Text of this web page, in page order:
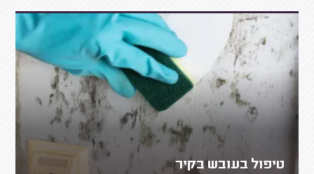
טיפול בעובש בקיר